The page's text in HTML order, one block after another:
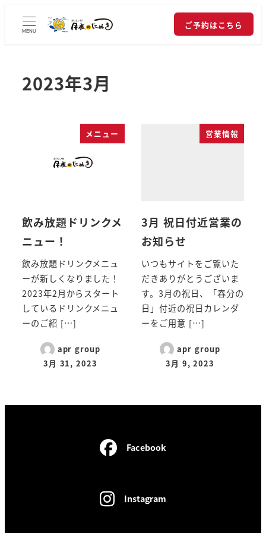
MENU
ご予約はこちら
2023年3月
メニュー
飲み放題ドリンクメ
ニュー！
飲み放題ドリンクメニュ
ーが新しくなりました！
2023年2月からスタート
しているドリンクメニュ
ーのご紹 […]
apr group
3月 31, 2023
営業情報
3月 祝日付近営業の
お知らせ
いつもサイトをご覧いた
だきありがとうございま
す。3月の祝日、「春分の
日」付近の祝日カレンダ
ーをご用意 […]
apr group
3月 9, 2023
Facebook
Instagram